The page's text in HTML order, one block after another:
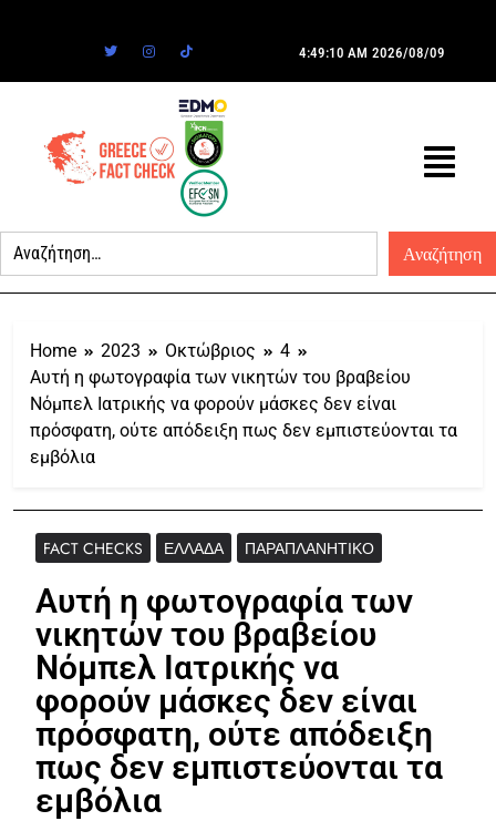
4:49:10 AM 2026/08/09
Home 2023 Οκτώβριος
4
Αυτή η φωτογραφία των νικητών του βραβείου
Νόμπελ Ιατρικής να φορούν μάσκες δεν είναι
πρόσφατη, ούτε απόδειξη πως δεν εμπιστεύονται τα
εμβόλια
FACT CHECKS ΕΛΛΆΔΑ ΠΑΡΑΠΛΑΝΗΤΙΚΌ
Αυτή η φωτογραφία των
νικητών του βραβείου
Νόμπελ Ιατρικής να
φορούν μάσκες δεν είναι
πρόσφατη, ούτε απόδειξη
πως δεν εμπιστεύονται τα
εμβόλια